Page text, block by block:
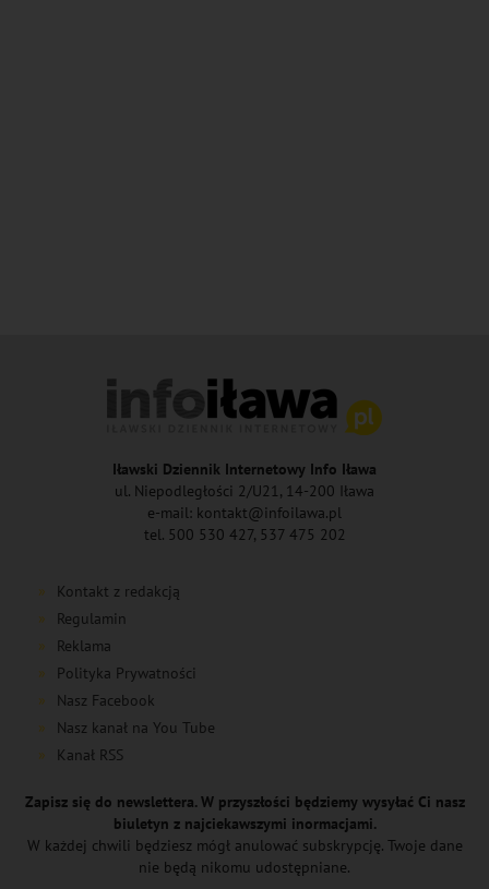
Iławski Dziennik Internetowy Info Iława
ul. Niepodległości 2/U21, 14-200 Iława
e-mail: kontakt@infoilawa.pl
tel. 500 530 427, 537 475 202
Kontakt z redakcją
Regulamin
Reklama
Polityka Prywatności
Nasz Facebook
Nasz kanał na You Tube
Kanał RSS
Zapisz się do newslettera. W przyszłości będziemy wysyłać Ci nasz
biuletyn z najciekawszymi inormacjami.
W każdej chwili będziesz mógł anulować subskrypcję. Twoje dane
nie będą nikomu udostępniane.